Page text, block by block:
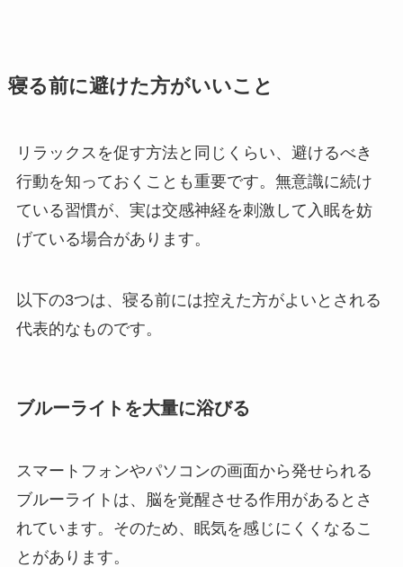
寝る前に避けた方がいいこと
リラックスを促す方法と同じくらい、避けるべき
行動を知っておくことも重要です。無意識に続け
ている習慣が、実は交感神経を刺激して入眠を妨
げている場合があります。
以下の3つは、寝る前には控えた方がよいとされる
代表的なものです。
ブルーライトを大量に浴びる
スマートフォンやパソコンの画面から発せられる
ブルーライトは、脳を覚醒させる作用があるとさ
れています。そのため、眠気を感じにくくなるこ
とがあります。